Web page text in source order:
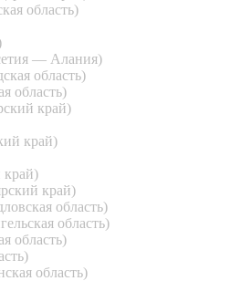
область)
— Алания)
область)
область)
край)
край)
край)
область)
область)
область)
область)